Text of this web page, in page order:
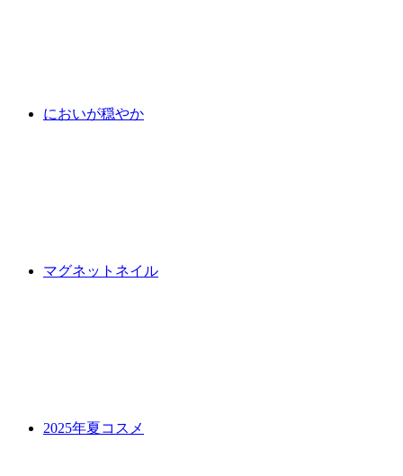
においが穏やか
マグネットネイル
2025年夏コスメ